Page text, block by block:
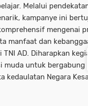
Melalui
kampanye ini
mengenai
manfaat dan
AD. Diharapkan
muda untuk bergabung
kedaulatan Negara